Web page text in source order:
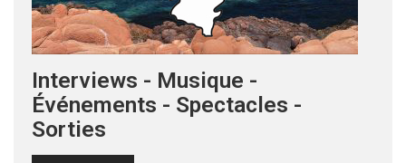
Interviews - Musique -
Événements - Spectacles -
Sorties